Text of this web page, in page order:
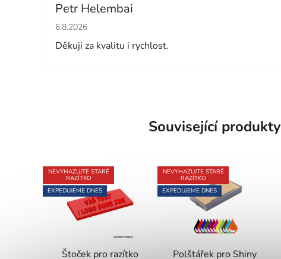
Petr Helembai
Hodnocení obchodu je 5 z 5 hvězdiček.
6.8.2026
Děkuji za kvalitu i rychlost.
Související produkty
NEVYHAZUJTE STARÉ
RAZÍTKO
EXPEDUJEME DNES
Štoček pro razítko
NEVYHAZUJTE STARÉ
RAZÍTKO
EXPEDUJEME DNES
Polštářek pro Shiny